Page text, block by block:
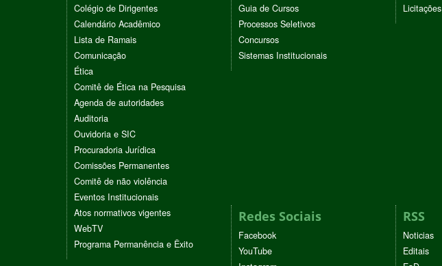
Colégio de Dirigentes
Calendário Acadêmico
Lista de Ramais
Comunicação
Ética
Comitê de Ética na Pesquisa
Agenda de autoridades
Auditoria
Ouvidoria e SIC
Procuradoria Jurídica
Comissões Permanentes
Comitê de não violência
Eventos Institucionais
Atos normativos vigentes
WebTV
Programa Permanência e Êxito
Guia de Cursos
Processos Seletivos
Concursos
Sistemas Institucionais
Licitações
Redes Sociais
Facebook
YouTube
RSS
Noticias
Editais